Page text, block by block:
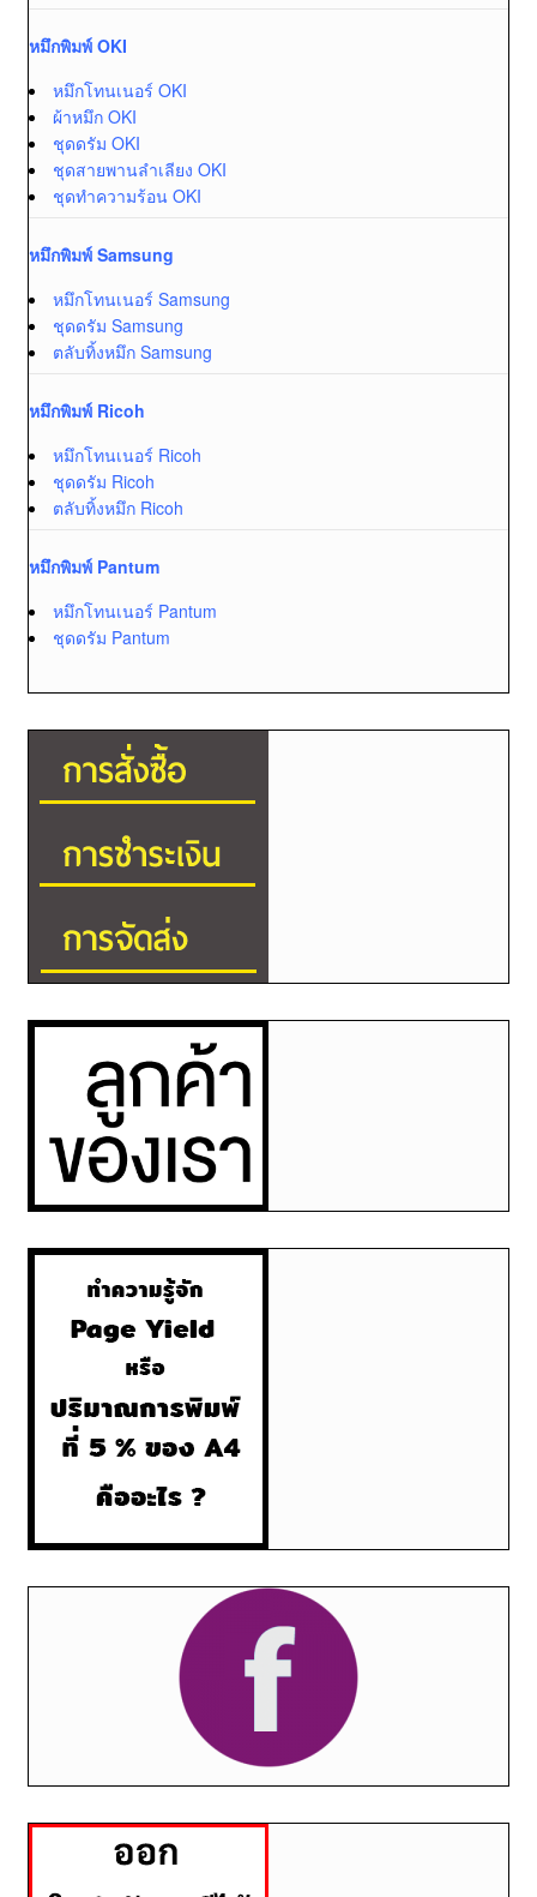
หมึกพิมพ์ OKI
หมึกโทนเนอร์ OKI
ผ้าหมึก OKI
ชุดดรัม OKI
ชุดสายพานลำเลียง OKI
ชุดทำความร้อน OKI
หมึกพิมพ์ Samsung
หมึกโทนเนอร์ Samsung
ชุดดรัม Samsung
ตลับทิ้งหมึก Samsung
หมึกพิมพ์ Ricoh
หมึกโทนเนอร์ Ricoh
ชุดดรัม Ricoh
ตลับทิ้งหมึก Ricoh
หมึกพิมพ์ Pantum
หมึกโทนเนอร์ Pantum
ชุดดรัม Pantum